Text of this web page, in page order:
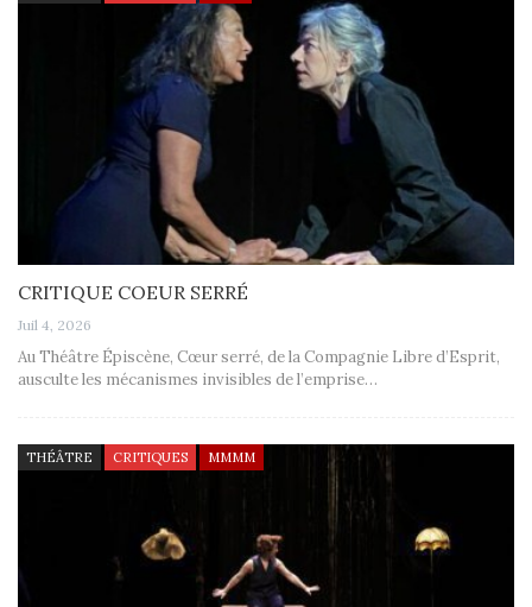
CRITIQUE COEUR SERRÉ
Juil 4, 2026
Au Théâtre Épiscène, Cœur serré, de la Compagnie Libre d’Esprit,
ausculte les mécanismes invisibles de l’emprise…
THÉÂTRE CRITIQUES MMMM